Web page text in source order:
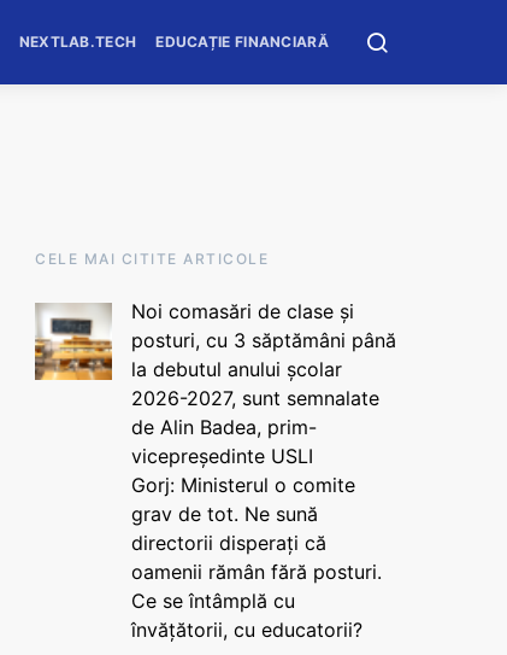
NEXTLAB.TECH EDUCAȚIE FINANCIARĂ
CELE MAI CITITE ARTICOLE
Noi comasări de clase și
posturi, cu 3 săptămâni până
la debutul anului școlar
2026-2027, sunt semnalate
de Alin Badea, prim-
vicepreședinte USLI
Gorj: Ministerul o comite
grav de tot. Ne sună
directorii disperați că
oamenii rămân fără posturi.
Ce se întâmplă cu
învățătorii, cu educatorii?